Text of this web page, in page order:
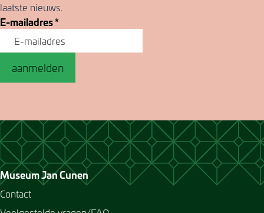
laatste nieuws.
E-mailadres*
aanmelden
Museum Jan Cunen
Contact